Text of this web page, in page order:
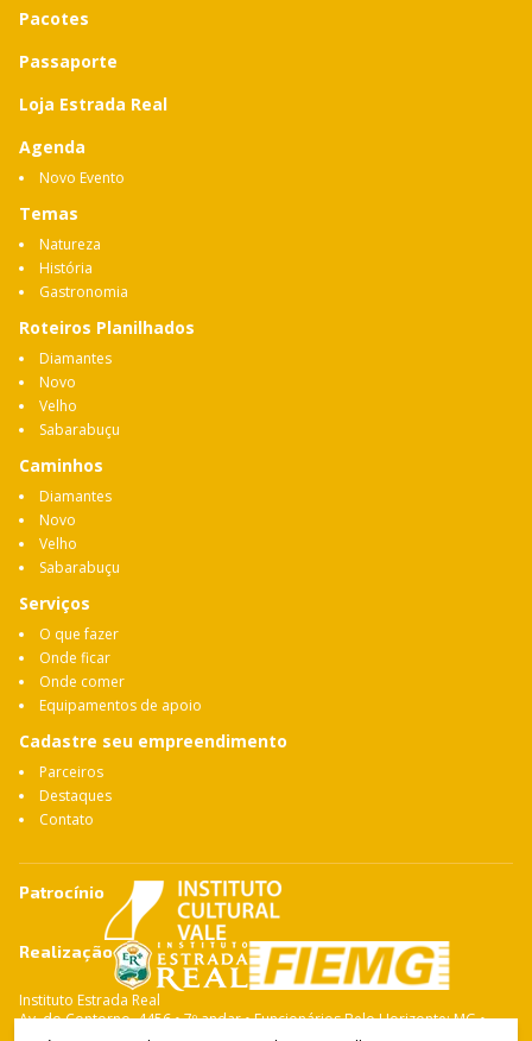
Pacotes
Passaporte
Loja Estrada Real
Agenda
Novo Evento
Temas
Natureza
História
Gastronomia
Roteiros Planilhados
Diamantes
Novo
Velho
Sabarabuçu
Caminhos
Diamantes
Novo
Velho
Sabarabuçu
Serviços
O que fazer
Onde ficar
Onde comer
Equipamentos de apoio
Cadastre seu empreendimento
Parceiros
Destaques
Contato
Patrocínio
Realização
Instituto Estrada Real
Av. do Contorno, 4456 • 7º andar • Funcionários Belo Horizonte: MG •